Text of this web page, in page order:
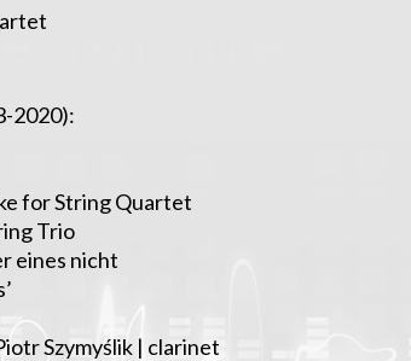
2020):
for String Quartet
Trio
eines nicht
Szymyślik | clarinet